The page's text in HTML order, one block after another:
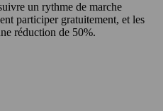
un rythme de marche
participer gratuitement, et les
réduction de 50%.